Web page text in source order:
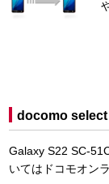
docomo select
Galaxy S22 SC-
いてはドコモオン